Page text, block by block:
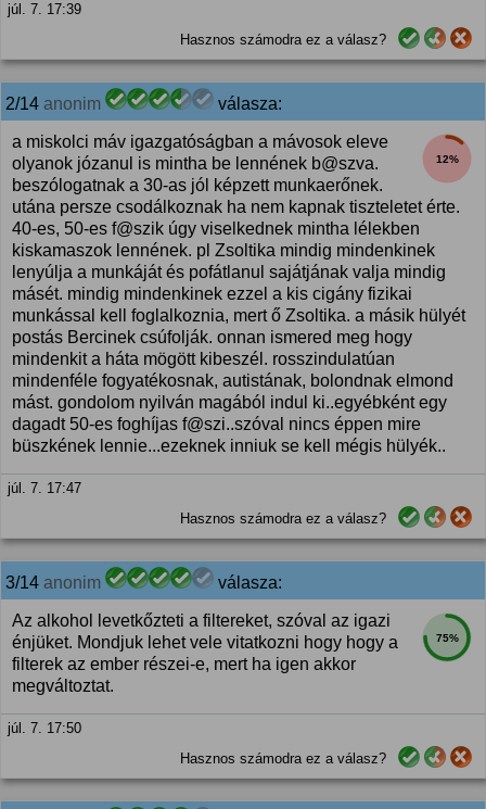
júl. 7. 17:39
Hasznos számodra ez a válasz?
2/14 anonim válasza:
12%
a miskolci máv igazgatóságban a mávosok eleve
olyanok józanul is mintha be lennének b@szva.
beszólogatnak a 30-as jól képzett munkaerőnek.
utána persze csodálkoznak ha nem kapnak tiszteletet érte.
40-es, 50-es f@szik úgy viselkednek mintha lélekben
kiskamaszok lennének. pl Zsoltika mindig mindenkinek
lenyúlja a munkáját és pofátlanul sajátjának valja mindig
másét. mindig mindenkinek ezzel a kis cigány fizikai
munkással kell foglalkoznia, mert ő Zsoltika. a másik hülyét
postás Bercinek csúfolják. onnan ismered meg hogy
mindenkit a háta mögött kibeszél. rosszindulatúan
mindenféle fogyatékosnak, autistának, bolondnak elmond
mást. gondolom nyilván magából indul ki..egyébként egy
dagadt 50-es foghíjas f@szi..szóval nincs éppen mire
büszkének lennie...ezeknek inniuk se kell mégis hülyék..
júl. 7. 17:47
Hasznos számodra ez a válasz?
3/14 anonim válasza:
75%
Az alkohol levetkőzteti a filtereket, szóval az igazi
énjüket. Mondjuk lehet vele vitatkozni hogy hogy a
filterek az ember részei-e, mert ha igen akkor
megváltoztat.
júl. 7. 17:50
Hasznos számodra ez a válasz?